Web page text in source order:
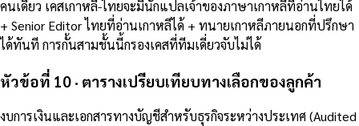
คนเดียว เคสเกาหลี-ไทยจะมีนักแปลเจ้าของภาษาเกาหลีที่อ่านไทยได้
+ Senior Editor ไทยที่อ่านเกาหลีได้ + ทนายเกาหลีภายนอกที่ปรึกษา
ได้ทันที การกั้นสามชั้นนี้กรองเคสที่ทีมเดี่ยวจับไม่ได้
หัวข้อที่ 10 · ตารางเปรียบเทียบทางเลือกของลูกค้า
งบการเงินและเอกสารทางบัญชีสำหรับธุรกิจระหว่างประเทศ (Audited